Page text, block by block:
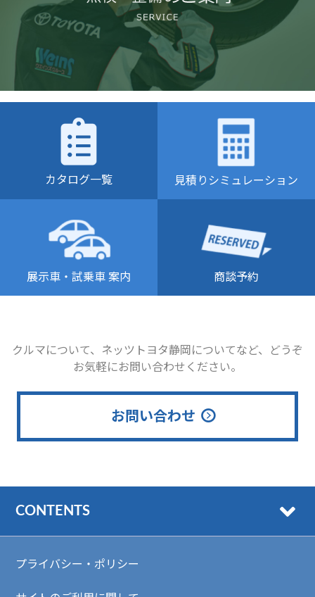
カタログ一覧 見積りシミュレーション
展示車・試乗車 案内 商談予約
クルマについて、ネッツトヨタ静岡についてなど、どうぞ
お気軽にお問い合わせください。
お問い合わせ
CONTENTS
プライバシー・ポリシー